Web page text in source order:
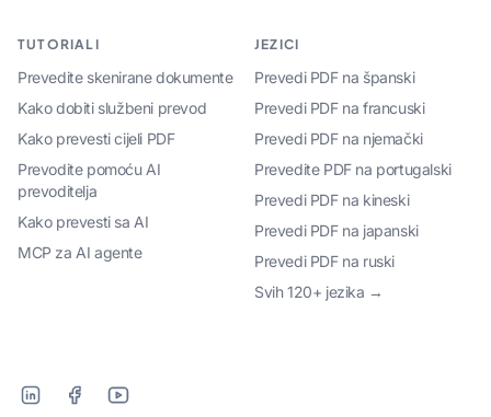
TUTORIALI
Prevedite skenirane dokumente
Kako dobiti službeni prevod
Kako prevesti cijeli PDF
Prevodite pomoću AI
prevoditelja
Kako prevesti sa AI
MCP za AI agente
JEZICI
Prevedi PDF na španski
Prevedi PDF na francuski
Prevedi PDF na njemački
Prevedite PDF na portugalski
Prevedi PDF na kineski
Prevedi PDF na japanski
Prevedi PDF na ruski
Svih 120+ jezika →